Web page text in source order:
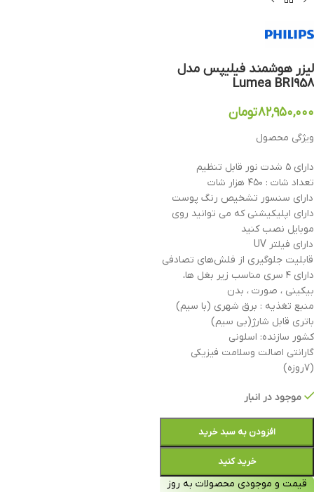
لیزر هوشمند فیلیپس مدل
Lumea BRI958
۸۲,۹۵۰,۰۰۰تومان
ویژگی محصول
دارای ۵ شدت نور قابل تنظیم
تعداد شات : ۴۵۰ هزار شات
دارای سنسور تشخیص رنگ پوست
دارای اپلیکیشنی که می توانید روی
موبایل نصب کنید
دارای فیلتر UV
قابلیت جلوگیری از فلش‌های تصادفی
دارای ۴ سری مناسب زیر بغل ها،
بیکینی ، صورت ، بدن
منبع تغذیه : برق شهری (با سیم)
باتری قابل شارژ(بی سیم)
کشور سازنده: اسلونی
گارانتی اصالت وسلامت فیزیکی
(۷روزه)
موجود در انبار
افزودن به سبد خرید
خرید کنید
قیمت و موجودی محصولات به روز